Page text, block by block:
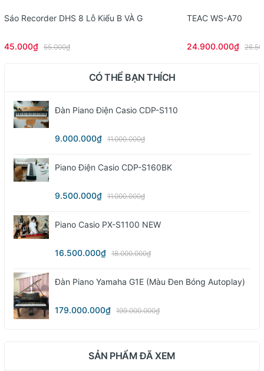
Sáo Recorder DHS 8 Lỗ Kiểu B VÀ G
45.000₫ 55.000₫
TEAC WS-A70
24.900.000₫
CÓ THỂ BẠN THÍCH
Đàn Piano Điện Casio CDP-S110
9.000.000₫ 11.000.000₫
Piano Điện Casio CDP-S160BK
9.500.000₫ 11.000.000₫
Piano Casio PX-S1100 NEW
16.500.000₫ 18.000.000₫
Đàn Piano Yamaha G1E (màu Đen Bóng Autoplay)
179.000.000₫ 199.000.000₫
SẢN PHẨM ĐÃ XEM